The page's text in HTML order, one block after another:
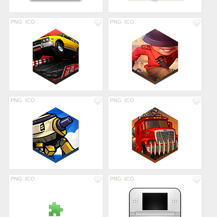
PNG ICO PNG ICO
PNG ICO PNG ICO
PNG ICO PNG ICO